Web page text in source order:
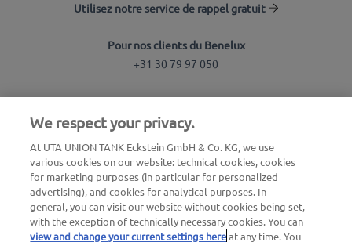
Utilisez notre service de rappel gratuit
Pour nos clients du Benelux
+31 30 79 97 050
Recherche de station
Connexion à l'espace client
À propos d'UTA Edenred
Blog
We respect your privacy.
At UTA UNION TANK Eckstein GmbH & Co. KG, we use
various cookies on our website: technical cookies, cookies
for marketing purposes (in particular for personalized
advertising), and cookies for analytical purposes. In
general, you can visit our website without cookies being set,
with the exception of technically necessary cookies. You can
view and change your current settings hereat any time. You